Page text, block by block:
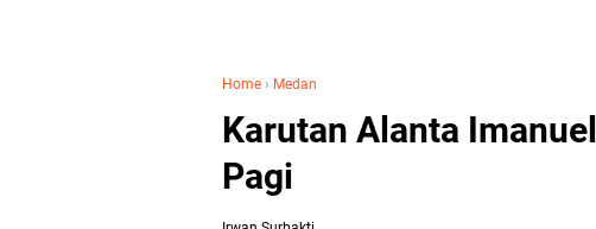
Home › Medan
Karutan Alanta
Pagi